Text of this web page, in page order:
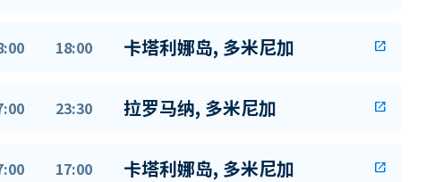
18:00 卡塔利娜岛, 多米尼加 open_in_new
23:30 拉罗马纳, 多米尼加 open_in_new
17:00 卡塔利娜岛, 多米尼加 open_in_new